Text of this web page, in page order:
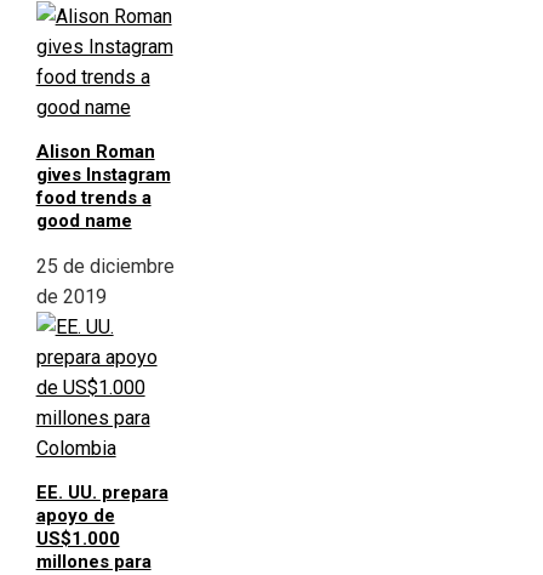
Alison Roman
gives Instagram
food trends a
good name
25 de diciembre
de 2019
EE. UU. prepara
apoyo de
US$1.000
millones para